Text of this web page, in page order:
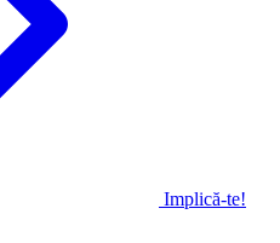
Implică-te!